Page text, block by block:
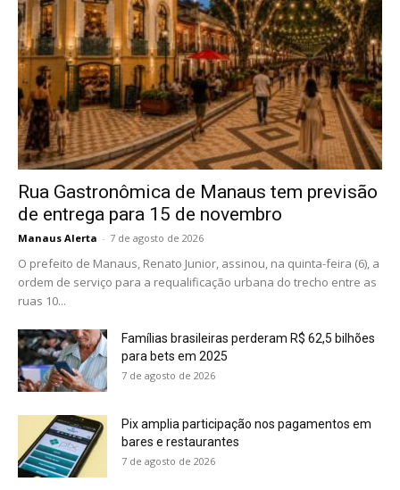
Rua Gastronômica de Manaus tem previsão
de entrega para 15 de novembro
Manaus Alerta - 7 de agosto de 2026
O prefeito de Manaus, Renato Junior, assinou, na quinta-feira (6), a
ordem de serviço para a requalificação urbana do trecho entre as
ruas 10...
Famílias brasileiras perderam R$ 62,5 bilhões
para bets em 2025
7 de agosto de 2026
Pix amplia participação nos pagamentos em
bares e restaurantes
7 de agosto de 2026